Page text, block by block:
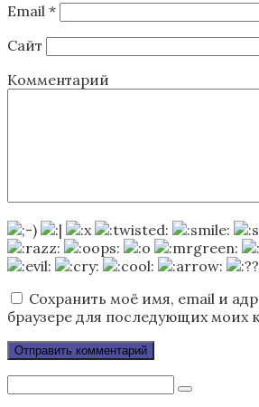
Email *
Сайт
Комментарий
Сохранить моё имя, email и
браузере для последующих моих
Поиск: